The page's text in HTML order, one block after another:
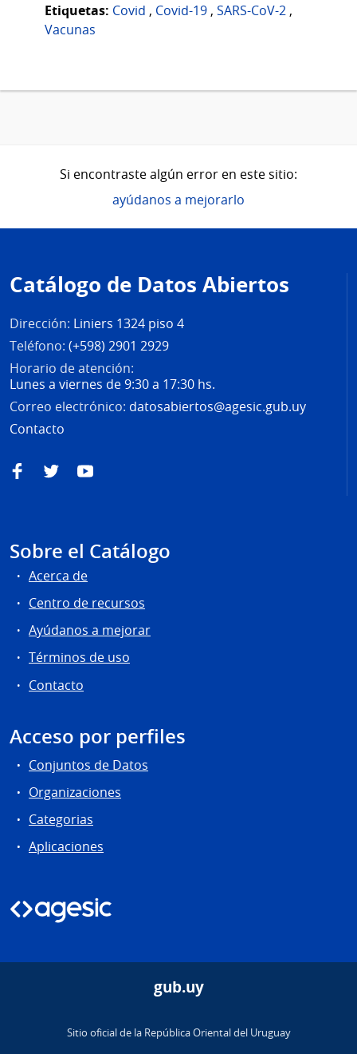
Etiquetas: Covid , Covid-19 , SARS-CoV-2 ,
Vacunas
Si encontraste algún error en este sitio:
ayúdanos a mejorarlo
de
página
Catálogo de Datos Abiertos
Dirección: Liniers 1324 piso 4
Teléfono: (+598) 2901 2929
Horario de atención:
Lunes a viernes de 9:30 a 17:30 hs.
Correo electrónico: datosabiertos@agesic.gub.uy
Contacto
FacebookTwitterYouTube
Sobre el Catálogo
Acerca de
Centro de recursos
Ayúdanos a mejorar
Términos de uso
Contacto
Acceso por perfiles
Conjuntos de Datos
Organizaciones
Categorias
Aplicaciones
gub.uy
Sitio oficial de la República Oriental del Uruguay